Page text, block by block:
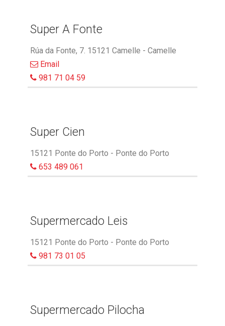
Super A Fonte
Rúa da Fonte, 7. 15121 Camelle - Camelle
Email
981 71 04 59
Super Cien
15121 Ponte do Porto - Ponte do Porto
653 489 061
Supermercado Leis
15121 Ponte do Porto - Ponte do Porto
981 73 01 05
Supermercado Pilocha